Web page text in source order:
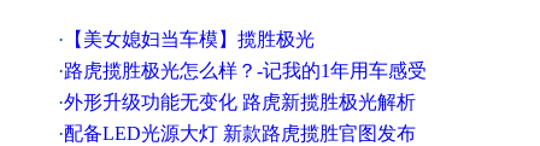
· 【美女媳妇当车模】揽胜极光
·路虎揽胜极光怎么样？-记我的1年用车感受
·外形升级功能无变化 路虎新揽胜极光解析
·配备LED光源大灯 新款路虎揽胜官图发布